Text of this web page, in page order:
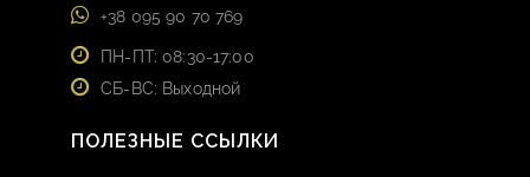
+38 095 90 70 769
ПН-ПТ: 08:30-17:00
СБ-ВС: Выходной
ПОЛЕЗНЫЕ ССЫЛКИ